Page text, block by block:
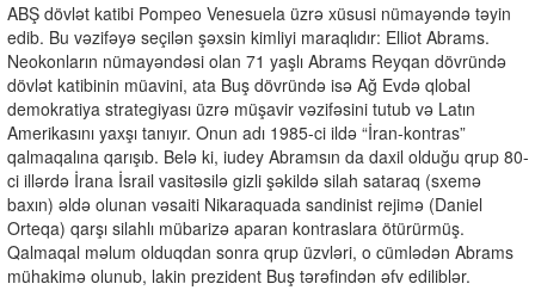
ABŞ dövlət katibi Pompeo Venesuela üzrə xüsusi nümayəndə təyin
edib. Bu vəzifəyə seçilən şəxsin kimliyi maraqlıdır: Elliot Abrams.
Neokonların nümayəndəsi olan 71 yaşlı Abrams Reyqan dövründə
dövlət katibinin müavini, ata Buş dövründə isə Ağ Evdə qlobal
demokratiya strategiyası üzrə müşavir vəzifəsini tutub və Latın
Amerikasını yaxşı tanıyır. Onun adı 1985-ci ildə “İran-kontras”
qalmaqalına qarışıb. Belə ki, iudey Abramsın da daxil olduğu qrup 80-
ci illərdə İrana İsrail vasitəsilə gizli şəkildə silah sataraq (sxemə
baxın) əldə olunan vəsaiti Nikaraquada sandinist rejimə (Daniel
Orteqa) qarşı silahlı mübarizə aparan kontraslara ötürürmüş.
Qalmaqal məlum olduqdan sonra qrup üzvləri, o cümlədən Abrams
mühakimə olunub, lakin prezident Buş tərəfindən əfv ediliblər.